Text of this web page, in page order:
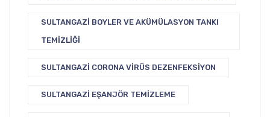
SULTANGAZI BOYLER VE AKÜMÜLASYON TANKI
TEMIZLIĞI
SULTANGAZI CORONA VIRÜS DEZENFEKSIYON
SULTANGAZI EŞANJÖR TEMIZLEME